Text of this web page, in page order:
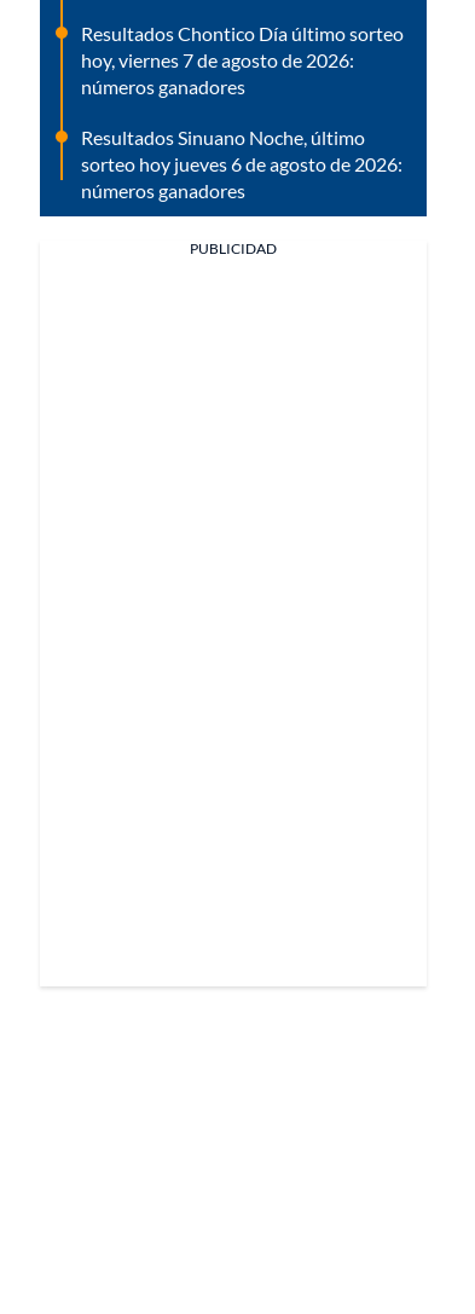
Resultados Chontico Día último sorteo
hoy, viernes 7 de agosto de 2026:
números ganadores
Resultados Sinuano Noche, último
sorteo hoy jueves 6 de agosto de 2026:
números ganadores
PUBLICIDAD